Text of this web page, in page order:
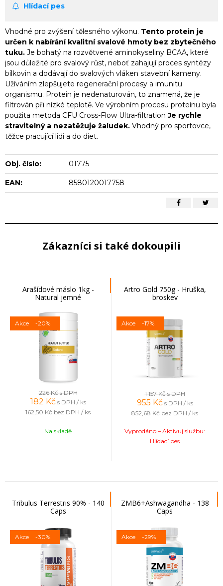
Hlídací pes
Vhodné pro zvýšení tělesného výkonu. Tento protein je
určen k nabírání kvalitní svalové hmoty bez zbytečného
tuku. Je bohatý na rozvětvené aminokyseliny BCAA, které
jsou důležité pro svalový růst, neboť zahajují proces syntézy
bílkovin a dodávají do svalových vláken stavební kameny.
Užíváním zlepšujete regenerační procesy a imunitu
organismu. Protein je nedenaturován, to znamená, že je
filtrován při nízké teplotě. Ve výrobním procesu proteínu byla
použita metoda CFU Cross-Flow Ultra-filtrationJe rychle
stravitelný a nezatěžuje žaludek. Vhodný pro sportovce,
těžce pracující lidi a do diet.
Obj. číslo: 01775
EAN: 8580120017758
Zákazníci si také dokoupili
Arašídové máslo 1kg -
Natural jemné
Akce -20%
226 Kčs DPH
182 Kč s DPH / ks
162,50 Kč bez DPH / ks
Na skladě
Artro Gold 750g - Hruška,
broskev
Akce -17%
1 157 Kčs DPH
955 Kč s DPH / ks
852,68 Kč bez DPH / ks
Vyprodáno – Aktivuj službu:
Hlídací pes
Tribulus Terrestris 90% - 140
Caps
Akce -30%
ZMB6+Ashwagandha - 138
Caps
Akce -29%